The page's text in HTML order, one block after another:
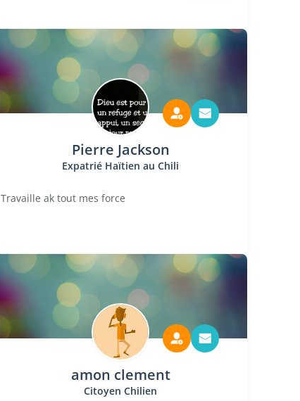
Pierre Jackson
Expatrié Haïtien au Chili
Travaille ak tout mes force
amon clement
Citoyen Chilien